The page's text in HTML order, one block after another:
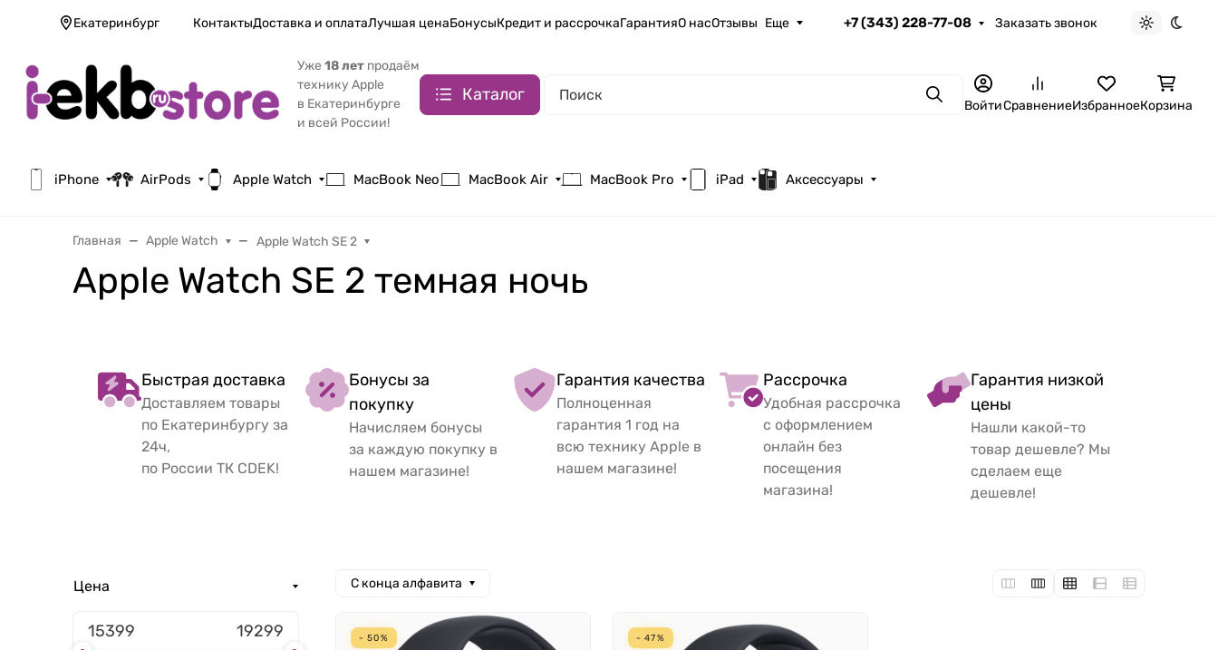
Екатеринбург КонтактыДоставка и оплатаЛучшая ценаБонусыКредит и рассрочкаГарантияО насОтзывы Еще +7 (343) 228-77-08 Заказать звонок
Светлая
Уже 18 лет продаём
технику Apple
в Екатеринбурге
и всей России!
Каталог ПоискВойтиСравнениеИзбранноеКорзина
iPhone AirPods Apple Watch MacBook Neo MacBook Air MacBook Pro iPad Аксессуары
Главная Apple Watch Apple Watch SE 2
Apple Watch SE 2 темная ночь
Быстрая доставка
Доставляем товары
по Екатеринбургу за
24ч,
по России ТК CDEK!
Бонусы за
покупку
Начисляем бонусы
за каждую покупку в
нашем магазине!
Гарантия качества
Полноценная
гарантия 1 год на
всю технику Apple в
нашем магазине!
Рассрочка
Удобная рассрочка
с оформлением
онлайн без
посещения
магазина!
Гарантия низкой
цены
Нашли какой-то
товар дешевле? Мы
сделаем еще
дешевле!
Цена С конца алфавита
- 50% - 47%